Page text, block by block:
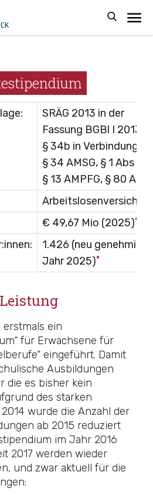
SRÄG 2013 in der
Fassung BGBl I 2013/
§ 34b in Verbindung
§ 34 AMSG, § 1 Abs 3
§ 13 AMPFG, § 80
€ 49,67 Mio (2025)*
1.426 (neu genehmigt
Jahr 2025)*
ein
für Erwachsene für
eingeführt. Damit
Ausbildungen
die es bisher kein
des starken
wurde die Anzahl der
ab 2015 reduziert
im Jahr 2016
2017 werden wieder
und zwar aktuell für die